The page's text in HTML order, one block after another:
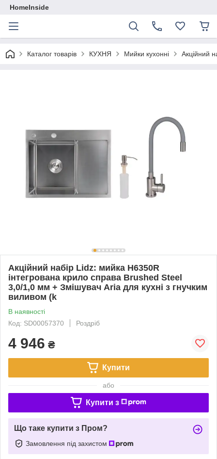
HomeInside
Каталог товарiв КУХНЯ Мийки кухонні Акційний
Акційний набір Lidz: мийка H6350R
інтегрована крило справа Brushed Steel
3,0/1,0 мм + Змішувач Aria для кухні з гнучким
виливом (k
В наявності
Код: SD00057370
Роздріб
4 946 ₴
Купити
або
Купити з
Що таке купити з Пром?
Замовлення під захистом